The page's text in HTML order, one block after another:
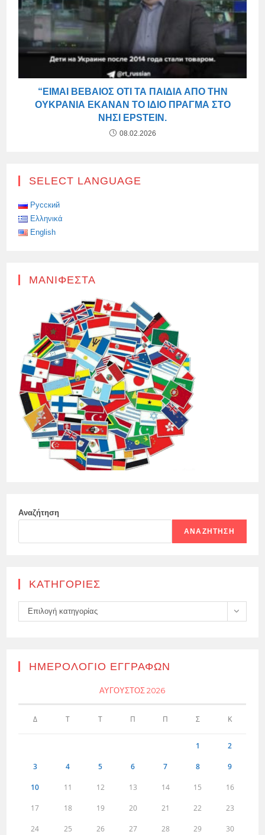
“ΕΊΜΑΙ ΒΈΒΑΙΟΣ ΌΤΙ ΤΑ ΠΑΙΔΙΆ ΑΠΌ ΤΗΝ
ΟΥΚΡΑΝΊΑ ΈΚΑΝΑΝ ΤΟ ΊΔΙΟ ΠΡΆΓΜΑ ΣΤΟ
ΝΗΣΊ EPSTEIN.
08.02.2026
SELECT LANGUAGE
Русский
Ελληνικά
English
ΜΑΝΙΦΈΣΤΑ
Αναζήτηση
ΑΝΑΖΉΤΗΣΗ
KΑΤΗΓΟΡΊΕΣ
Kατηγορίες
Επιλογή κατηγορίας
ΗΜΕΡΟΛΌΓΙΟ ΕΓΓΡΑΦΏΝ
ΑΎΓΟΥΣΤΟΣ 2026
Δ Τ Τ Π Π Σ Κ
1 2
3 4 5 6 7 8 9
10 11 12 13 14 15 16
17 18 19 20 21 22 23
24 25 26 27 28 29 30